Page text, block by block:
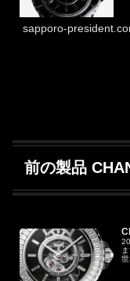
sapporo-
前の製品